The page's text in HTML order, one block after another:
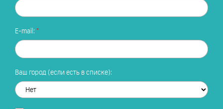
E-mail:
Ваш город (если есть в списке):